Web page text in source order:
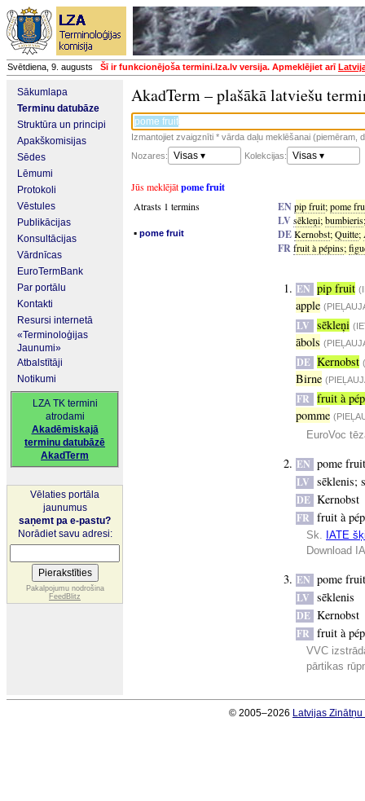
Svētdiena, 9. augusts Šī ir funkcionējoša termini.lza.lv versija. Apmeklējiet arī
Sākumlapa
Terminu datubāze
Struktūra un principi
Apakškomisijas
Sēdes
Lēmumi
Protokoli
Vēstules
Publikācijas
Konsultācijas
Vārdnīcas
EuroTermBank
Par portālu
Kontakti
Resursi internetā
«Terminoloģijas
Jaunumi»
Atbalstītāji
Notikumi
LZA TK termini
atrodami
Akadēmiskajā
terminu datubāzē
AkadTerm
Vēlaties portāla
jaunumus
saņemt pa e-pastu?
Norādiet savu adresi:
Pakalpojumu nodrošina
FeedBlitz
AkadTerm – plašākā latviešu
Izmantojiet zvaigznīti * vārda daļu meklēšanai (piemēram,
Nozares:
Visas ▾ Kolekcijas: Visas ▾
Jūs meklējātpome fruit
Atrasts 1 termins
▪ pome fruit
ENpip fruit;pome
LVsēkleņi;bumbieris
DEKernobst;Quitte;
FRfruit à pépins;
EN pip fruit
apple
LV sēkleņi
ābols
DE Kernobst
Birne
FR fruit à
pomme
EuroVoc
EN pome fruit
LV sēklenis;
DE Kernobst
FR fruit à
Sk. IATE
Download
EN pome fruit
LV sēklenis
DE Kernobst
FR fruit à
VVC
pārtikas
© 2005–2026 Latvijas